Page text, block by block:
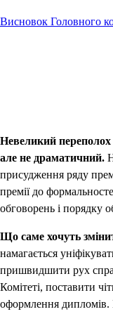
Висновок Головного
Невеликий переполох
але не драматичний.
присудження ряду
премії до
обговорень і порядку
Що саме хочуть
намагається
пришвидшити рух
Комітеті, поставити
оформлення дипломів.